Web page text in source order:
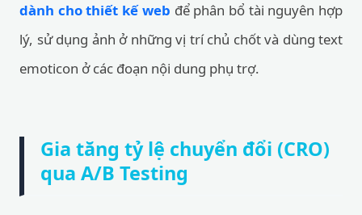
dành cho thiết kế web để phân bổ tài nguyên hợp
lý, sử dụng ảnh ở những vị trí chủ chốt và dùng text
emoticon ở các đoạn nội dung phụ trợ.
Gia tăng tỷ lệ chuyển đổi (CRO)
qua A/B Testing